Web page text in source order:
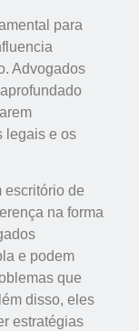
para
Advogados
legais e os
escritório de
na forma
e podem
que
disso, eles
estratégias